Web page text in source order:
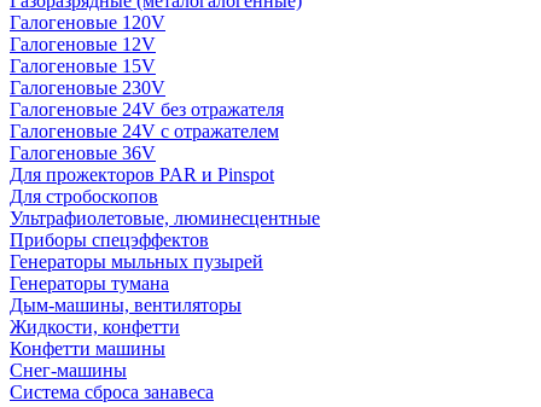
Галогеновые 120V
Галогеновые 12V
Галогеновые 15V
Галогеновые 230V
Галогеновые 24V без отражателя
Галогеновые 24V с отражателем
Галогеновые 36V
Для прожекторов PAR и Pinspot
Для стробоскопов
Ультрафиолетовые, люминесцентные
Приборы спецэффектов
Генераторы мыльных пузырей
Генераторы тумана
Дым-машины, вентиляторы
Жидкости, конфетти
Конфетти машины
Снег-машины
Система сброса занавеса